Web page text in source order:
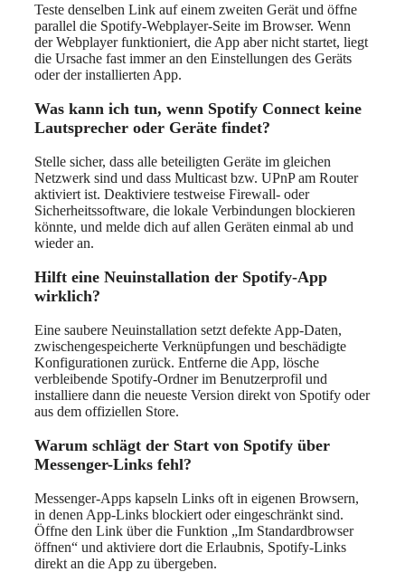
Teste denselben Link auf einem zweiten Gerät und öffne
parallel die Spotify-Webplayer-Seite im Browser. Wenn
der Webplayer funktioniert, die App aber nicht startet, liegt
die Ursache fast immer an den Einstellungen des Geräts
oder der installierten App.
Was kann ich tun, wenn Spotify Connect keine
Lautsprecher oder Geräte findet?
Stelle sicher, dass alle beteiligten Geräte im gleichen
Netzwerk sind und dass Multicast bzw. UPnP am Router
aktiviert ist. Deaktiviere testweise Firewall- oder
Sicherheitssoftware, die lokale Verbindungen blockieren
könnte, und melde dich auf allen Geräten einmal ab und
wieder an.
Hilft eine Neuinstallation der Spotify-App
wirklich?
Eine saubere Neuinstallation setzt defekte App-Daten,
zwischengespeicherte Verknüpfungen und beschädigte
Konfigurationen zurück. Entferne die App, lösche
verbleibende Spotify-Ordner im Benutzerprofil und
installiere dann die neueste Version direkt von Spotify oder
aus dem offiziellen Store.
Warum schlägt der Start von Spotify über
Messenger-Links fehl?
Messenger-Apps kapseln Links oft in eigenen Browsern,
in denen App-Links blockiert oder eingeschränkt sind.
Öffne den Link über die Funktion „Im Standardbrowser
öffnen“ und aktiviere dort die Erlaubnis, Spotify-Links
direkt an die App zu übergeben.